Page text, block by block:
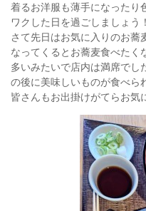
着るお洋服も薄手になったり
ワクした日を過ごしましょう！
さて先日はお気に入りのお蕎
なってくるとお蕎麦食べたく
多いみたいで店内は満席でし
の後に美味しいものが食べら
皆さんもお出掛けがてらお気